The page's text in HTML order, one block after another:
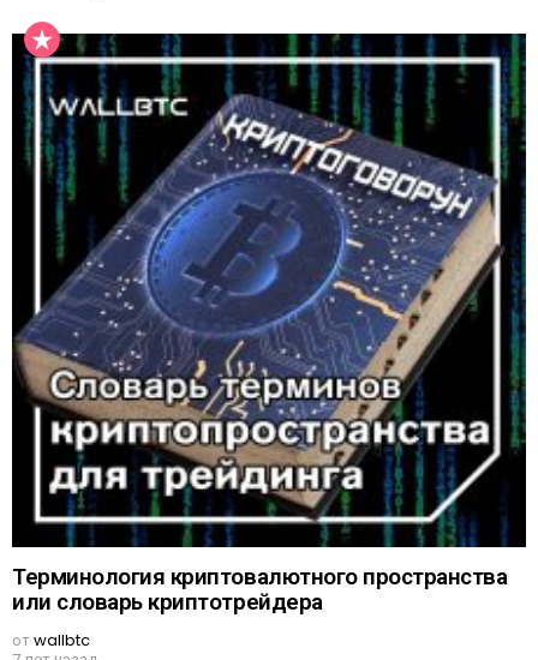
Терминология криптовалютного пространства
или словарь криптотрейдера
отwallbtc